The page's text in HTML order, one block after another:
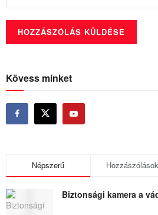
Kövess minket
Népszerű Hozzászólások
Biztonsági kamera a